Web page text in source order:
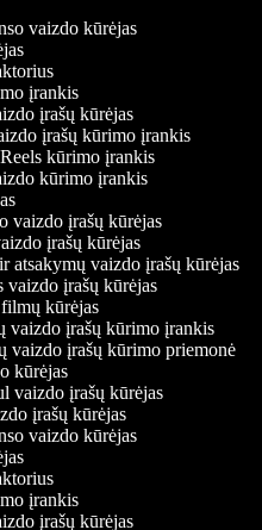
vaizdo kūrėjas
įrankis
įrašų kūrėjas
įrašų kūrimo įrankis
Reels kūrimo įrankis
kūrimo įrankis
vaizdo įrašų kūrėjas
įrašų kūrėjas
atsakymų vaizdo įrašų kūrėjas
vaizdo įrašų kūrėjas
kūrėjas
vaizdo įrašų kūrimo įrankis
vaizdo įrašų kūrimo priemonė
kūrėjas
vaizdo įrašų kūrėjas
įrašų kūrėjas
vaizdo kūrėjas
įrankis
įrašų kūrėjas